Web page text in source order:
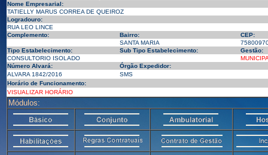
Nome Empresarial:
TATIELLY MARUS CORREA DE QUEIROZ
Logradouro:
RUA LEO LINCE
Complemento:
Bairro:
CEP:
SANTA MARIA
Tipo Estabelecimento:
Sub Tipo Estabelecimento:
Gestão:
CONSULTORIO ISOLADO
Número Alvará:
Órgão Expedidor:
ALVARA 1842/2016
SMS
Horário de Funcionamento:
VISUALIZAR HORÁRIO
Módulos: